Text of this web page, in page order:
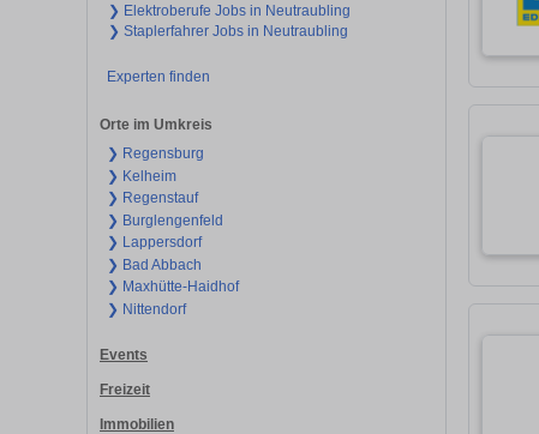
❯ Elektroberufe Jobs in Neutraubling
❯ Staplerfahrer Jobs in Neutraubling
Experten finden
Orte im Umkreis
❯ Regensburg
❯ Kelheim
❯ Regenstauf
❯ Burglengenfeld
❯ Lappersdorf
❯ Bad Abbach
❯ Maxhütte-Haidhof
❯ Nittendorf
Events
Freizeit
Immobilien